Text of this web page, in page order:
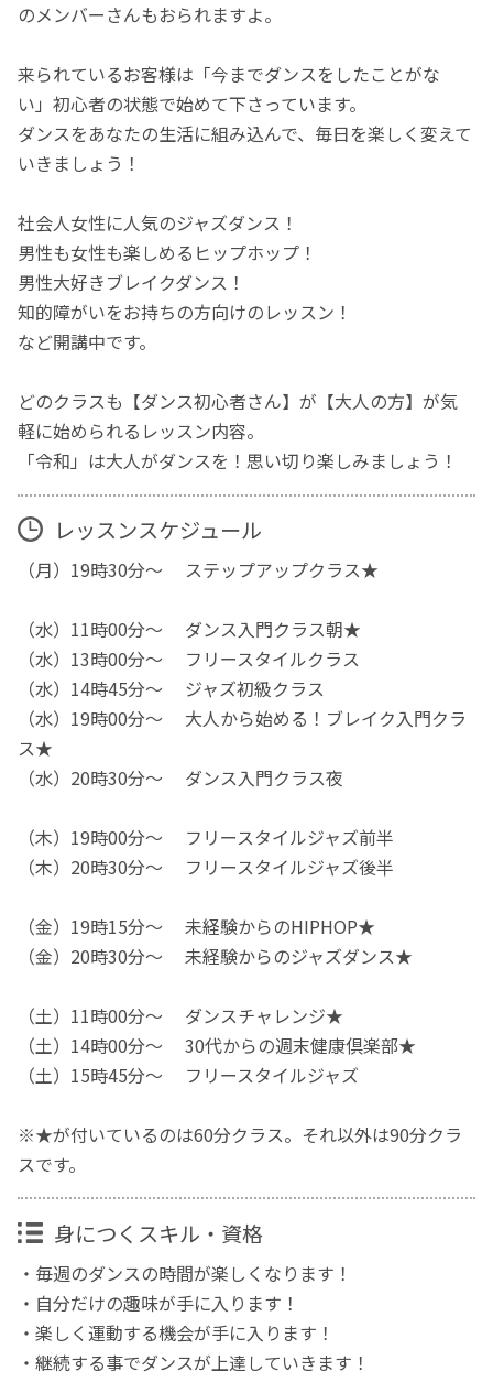
のメンバーさんもおられますよ。
来られているお客様は「今までダンスをしたことがな
い」初心者の状態で始めて下さっています。
ダンスをあなたの生活に組み込んで、毎日を楽しく変えて
いきましょう！
社会人女性に人気のジャズダンス！
男性も女性も楽しめるヒップホップ！
男性大好きブレイクダンス！
知的障がいをお持ちの方向けのレッスン！
など開講中です。
どのクラスも【ダンス初心者さん】が【大人の方】が気
軽に始められるレッスン内容。
「令和」は大人がダンスを！思い切り楽しみましょう！
レッスンスケジュール
（月）19時30分～ ステップアップクラス★
（水）11時00分～ ダンス入門クラス朝★
（水）13時00分～ フリースタイルクラス
（水）14時45分～ ジャズ初級クラス
（水）19時00分～ 大人から始める！ブレイク入門クラ
ス★
（水）20時30分～ ダンス入門クラス夜
（木）19時00分～ フリースタイルジャズ前半
（木）20時30分～ フリースタイルジャズ後半
（金）19時15分～ 未経験からのHIPHOP★
（金）20時30分～ 未経験からのジャズダンス★
（土）11時00分～ ダンスチャレンジ★
（土）14時00分～ 30代からの週末健康倶楽部★
（土）15時45分～ フリースタイルジャズ
※★が付いているのは60分クラス。それ以外は90分クラ
スです。
身につくスキル・資格
・毎週のダンスの時間が楽しくなります！
・自分だけの趣味が手に入ります！
・楽しく運動する機会が手に入ります！
・継続する事でダンスが上達していきます！